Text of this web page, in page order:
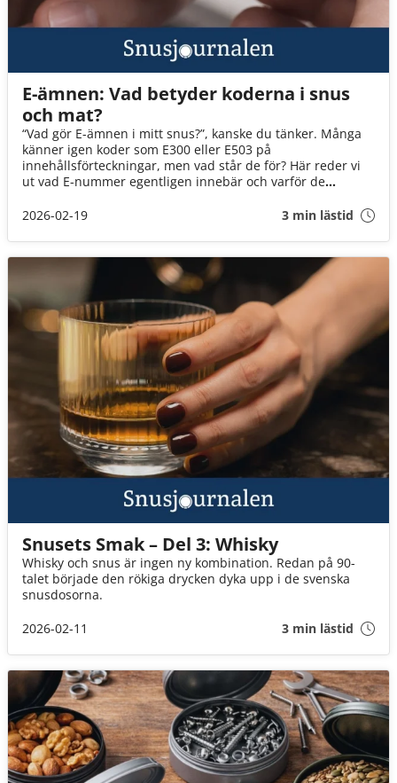
E-ämnen: Vad betyder koderna i snus
och mat?
“Vad gör E-ämnen i mitt snus?”, kanske du tänker. Många
känner igen koder som E300 eller E503 på
innehållsförteckningar, men vad står de för? Här reder vi
ut vad E-nummer egentligen innebär och varför de
2026-02-19
3 min lästid
Snusets Smak – Del 3: Whisky
Whisky och snus är ingen ny kombination. Redan på 90-
talet började den rökiga drycken dyka upp i de svenska
snusdosorna.
2026-02-11
3 min lästid